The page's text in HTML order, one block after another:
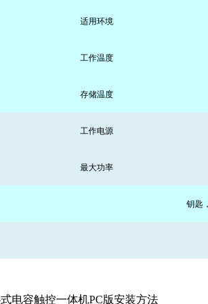
适用环境
工作温度
存储温度
工作电源
最大功率
钥匙